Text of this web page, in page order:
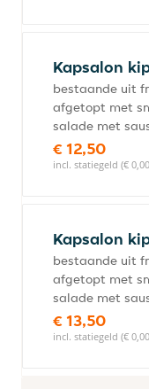
Kapsalon
bestaande uit
afgetopt met
salade met
€ 12,50
incl. statiegeld (€
Kapsalon
bestaande uit
afgetopt met
salade met
€ 13,50
incl. statiegeld (€